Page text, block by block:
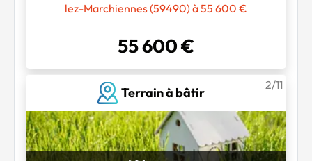
lez-Marchiennes (59490) à 55 600 €
55 600 €
Terrain à bâtir
2/11